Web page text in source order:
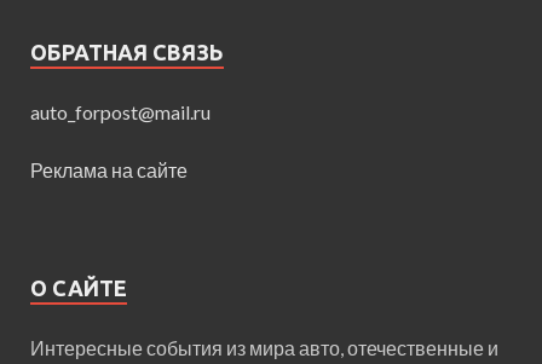
ОБРАТНАЯ СВЯЗЬ
auto_forpost@mail.ru
Реклама на сайте
О САЙТЕ
Интересные события из мира авто, отечественные и